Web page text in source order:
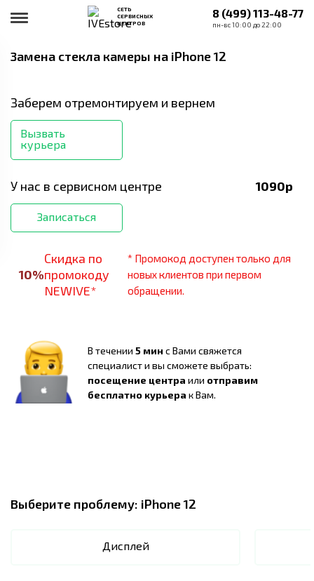
СЕТЬ
СЕРВИСНЫХ
ЦЕНТРОВ
8 (499) 113-48-77
пн-вс 10:00 до 22:00
Замена стекла камеры на iPhone 12
Заберем отремонтируем и вернем
Вызвать
курьера
У нас в сервисном центре 1090р
Записаться
10%
Скидка по
промокоду
NEWIVE*
* Промокод доступен только для
новых клиентов при первом
обращении.
В течении 5 мин с Вами свяжется
специалист и вы сможете выбрать:
посещение центра или отправим
бесплатно курьера к Вам.
Выберите проблему: iPhone 12
Дисплей